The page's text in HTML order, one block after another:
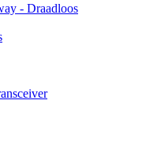
- Draadloos